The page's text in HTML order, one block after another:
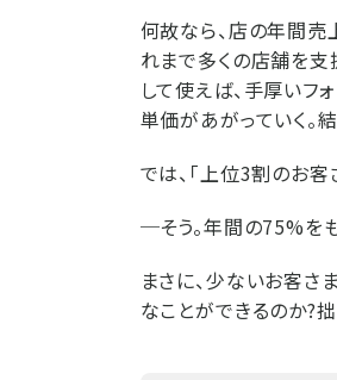
何故なら、店の年間
れまで多くの店舗を支
して使えば、手厚いフ
単価があがっていく。
では、「上位3割のお
─そう。年間の75%を
まさに、少ないお客さ
なことができるのか?拙